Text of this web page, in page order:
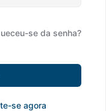
se da senha?
se agora